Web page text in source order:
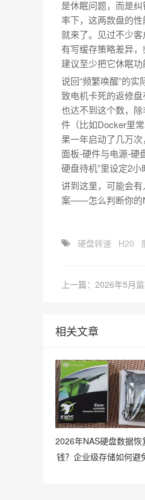
是休眠问题，而是
率下，这两款盘的
就来了。见过不少
有写缓存策略差异
建议至少把它休眠功
说回“频繁唤醒”的
致电机卡死的返修
也达不到这个数，
件（比如Docker里
果一年启动了几万
面板-硬件与电源-硬
硬盘待机”里设定2小
讲到这里，可能会
案——怎么判断你的
硬盘转速 H20
相关文章
2026年NAS硬盘数据恢
钱？企业级存储如何避